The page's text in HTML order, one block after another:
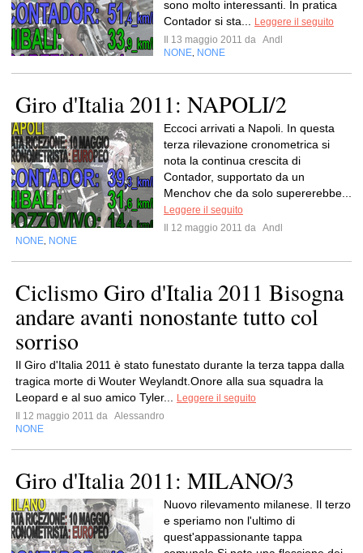
sono molto interessanti. In pratica
Contador si sta...
Leggere il seguito
Il 13 maggio 2011 da Andl
NONE NONE
Giro d'Italia 2011: NAPOLI/2
Eccoci arrivati a Napoli. In questa
terza rilevazione cronometrica si
nota la continua crescita di
Contador, supportato da un
Menchov che da solo supererebbe...
Leggere il seguito
Il 12 maggio 2011 da Andl
NONE NONE
Ciclismo Giro d'Italia 2011 Bisogna
andare avanti nonostante tutto col
sorriso
Il Giro d'Italia 2011 è stato funestato durante la terza tappa dalla
tragica morte di Wouter Weylandt.Onore alla sua squadra la
Leopard e al suo amico Tyler...
Leggere il seguito
Il 12 maggio 2011 da Alessandro
NONE
Giro d'Italia 2011: MILANO/3
Nuovo rilevamento milanese. Il terzo
e speriamo non l'ultimo di
quest'appassionante tappa